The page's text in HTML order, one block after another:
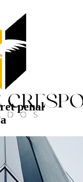
penal